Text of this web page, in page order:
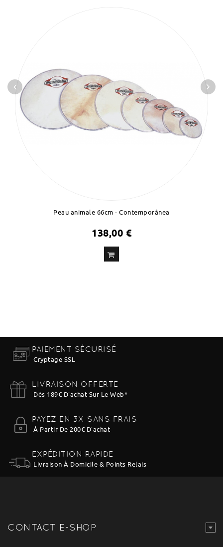
Peau animale 66cm - Contemporânea
138,00 €
PAIEMENT SÉCURISÉ
Cryptage SSL
LIVRAISON OFFERTE
Dès 189€ D'achat Sur Le Web*
PAYEZ EN 3X SANS FRAIS
À Partir De 200€ D'achat
EXPÉDITION RAPIDE
Livraison À Domicile & Points Relais
CONTACT E-SHOP